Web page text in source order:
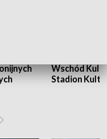
Wschód
Stadion